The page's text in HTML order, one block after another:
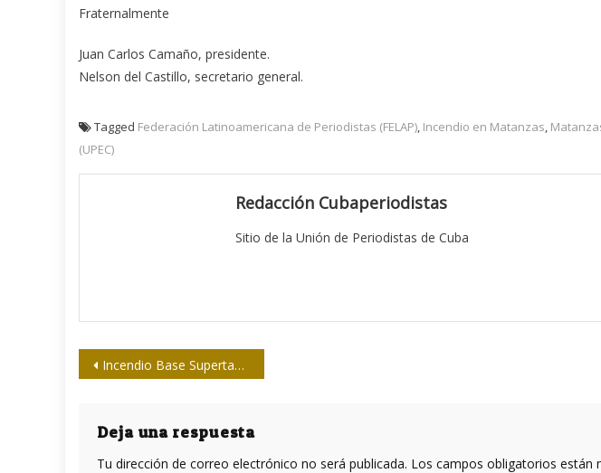
Fraternalmente
Juan Carlos Camaño, presidente.
Nelson del Castillo, secretario general.
Tagged Federación Latinoamericana de Periodistas (FELAP), Incendio en Matanzas,
(UPEC)
Redacción Cubaperiodistas
Sitio de la Unión de Periodistas de Cuba
Navegación
entradas
Incendio Base Supertanqueros de Matanzas
Deja una respuesta
Tu dirección de correo electrónico no será publicada. Los campos obligatorios están